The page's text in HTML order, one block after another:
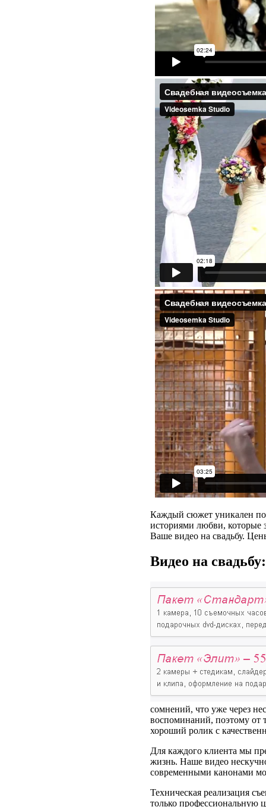
Каждый сюжет уникален
историями любви, которые
Ваше видео на свадьбу.
Видео на
сомнений, что уже через
воспоминаний, поэтому от
хороший ролик с
Для каждого клиента мы
жизнь. Наше видео
современными канонами
Техническая реализация
только профессиональную